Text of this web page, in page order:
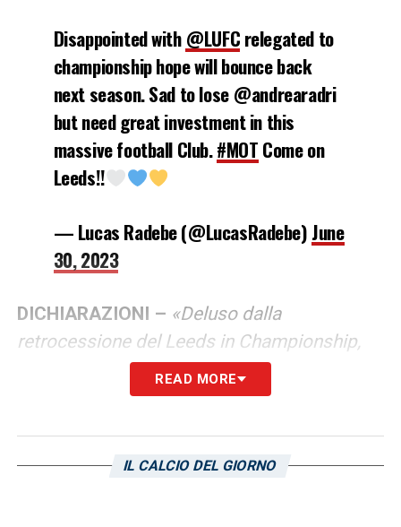
Disappointed with@LUFCrelegated to
championship hope will bounce back
next season. Sad to lose @andrearadri
but need great investment in this
massive football Club.#MOTCome on
Leeds!!
— Lucas Radebe (@LucasRadebe)June
30, 2023
DICHIARAZIONI – «Deluso dalla
retrocessione del Leeds in Championship,
speriamo di riprenderci la prossima
stagione. È triste perdere Radrizzani, ma
READ MORE
IL CALCIO DEL GIORNO